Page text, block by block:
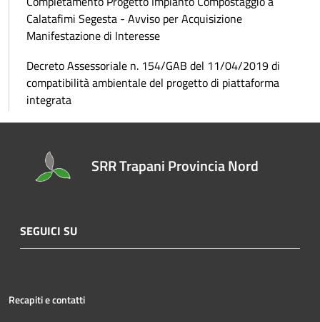
Calatafimi Segesta - Avviso per Acquisizione
Manifestazione di Interesse
Decreto Assessoriale n. 154/GAB del 11/04/2019 di
compatibilità ambientale del progetto di piattaforma
integrata
SRR Trapani Provincia Nord
SEGUICI SU
Recapiti e contatti